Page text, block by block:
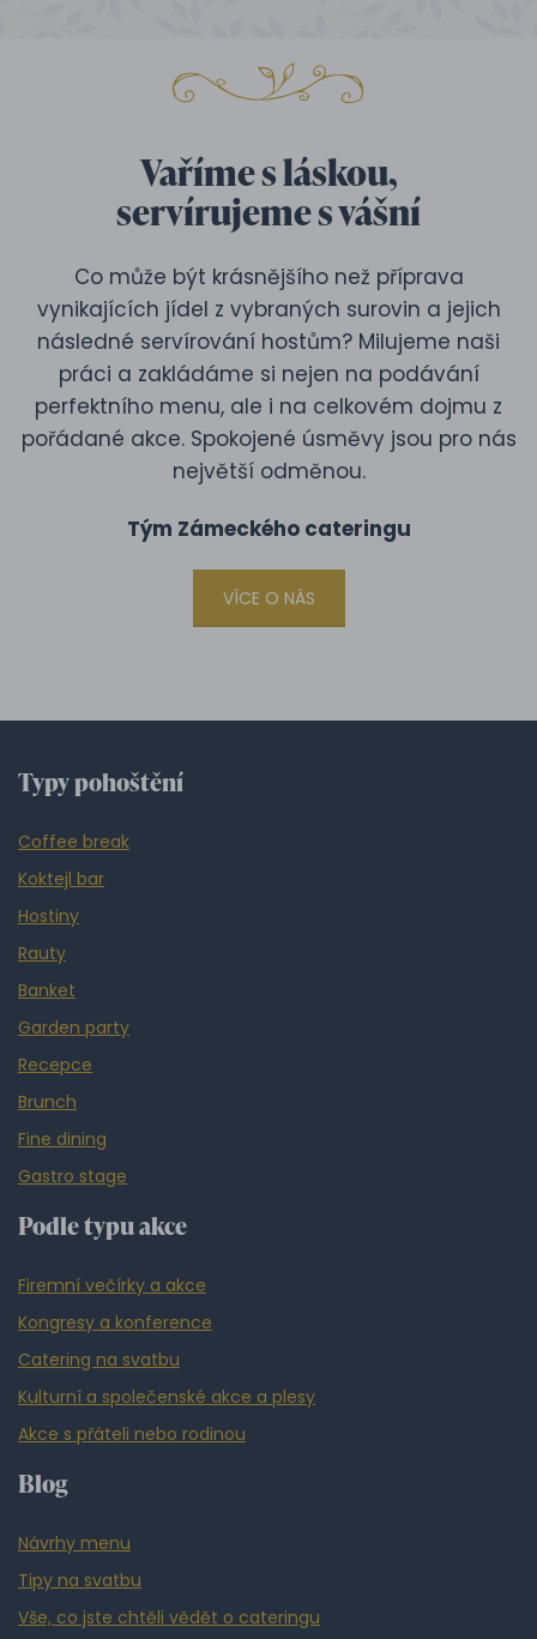
Vaříme s láskou,
servírujeme s vášní
Co může být krásnějšího než příprava
vynikajících jídel z vybraných surovin a jejich
následné servírování hostům? Milujeme naši
práci a zakládáme si nejen na podávání
perfektního menu, ale i na celkovém dojmu z
pořádané akce. Spokojené úsměvy jsou pro nás
největší odměnou.
Tým Zámeckého cateringu
VÍCE O NÁS
Typy pohoštění
Coffee break
Koktejl bar
Hostiny
Rauty
Banket
Garden party
Recepce
Brunch
Fine dining
Gastro stage
Podle typu akce
Firemní večírky a akce
Kongresy a konference
Catering na svatbu
Kulturní a společenské akce a plesy
Akce s přáteli nebo rodinou
Blog
Návrhy menu
Tipy na svatbu
Vše, co jste chtěli vědět o cateringu